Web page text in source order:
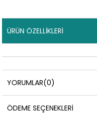
ÜRÜN ÖZELLIKLERI
YORUMLAR(0)
ÖDEME SEÇENEKLERI